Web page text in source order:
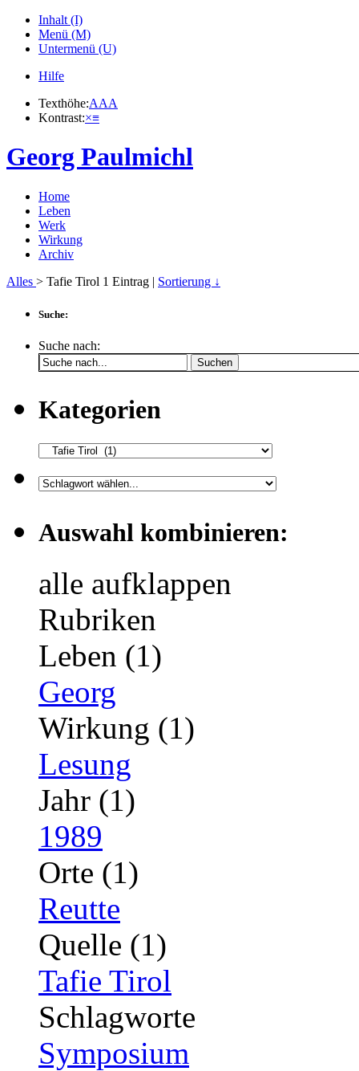
Inhalt (I)
Menü (M)
Untermenü (U)
Hilfe
Texthöhe:AAA
Kontrast:×≡
Georg Paulmichl
Home
Leben
Werk
Wirkung
Archiv
Alles > Tafie Tirol 1 Eintrag | Sortierung ↓
Suche:
Suche nach:
Suchen
Kategorien
Auswahl kombinieren:
alle aufklappen
Rubriken
Leben (1)
Georg
Wirkung (1)
Lesung
Jahr (1)
1989
Orte (1)
Reutte
Quelle (1)
Tafie Tirol
Schlagworte
Symposium